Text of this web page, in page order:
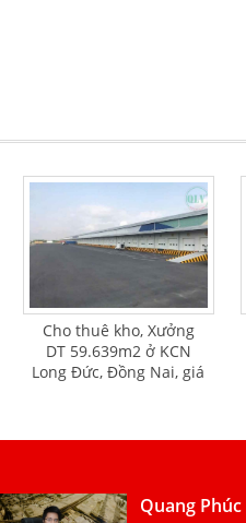
Cho thuê kho, Xưởng
DT 59.639m2 ở KCN
Long Đức, Đồng Nai, giá
Quang Phúc